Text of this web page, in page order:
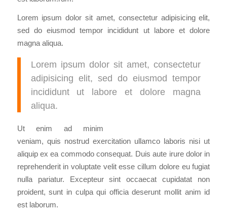
Lorem ipsum dolor sit amet, consectetur adipisicing elit,
sed do eiusmod tempor incididunt ut labore et dolore
magna aliqua.
Lorem ipsum dolor sit amet, consectetur
adipisicing elit, sed do eiusmod tempor
incididunt ut labore et dolore magna
aliqua.
Ut enim ad minim
veniam, quis nostrud exercitation ullamco laboris nisi ut
aliquip ex ea commodo consequat. Duis aute irure dolor in
reprehenderit in voluptate velit esse cillum dolore eu fugiat
nulla pariatur. Excepteur sint occaecat cupidatat non
proident, sunt in culpa qui officia deserunt mollit anim id
est laborum.